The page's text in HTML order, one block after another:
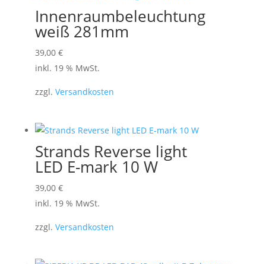
Optionen
können
der
Innenraumbeleuchtung
weiß 281mm
39,00 €
inkl. 19 % MwSt.
zzgl. Versandkosten
Strands Reverse light
LED E-mark 10 W
39,00 €
inkl. 19 % MwSt.
zzgl. Versandkosten